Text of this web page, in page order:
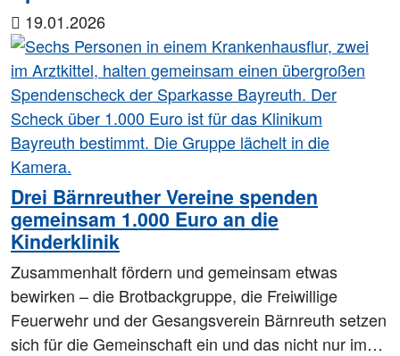
19.01.2026
Drei Bärnreuther Vereine spenden
gemeinsam 1.000 Euro an die
Kinderklinik
Zusammenhalt fördern und gemeinsam etwas
bewirken – die Brotbackgruppe, die Freiwillige
Feuerwehr und der Gesangsverein Bärnreuth setzen
sich für die Gemeinschaft ein und das nicht nur im…